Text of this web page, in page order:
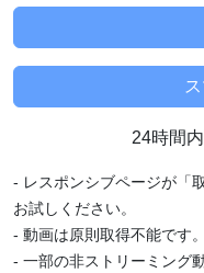
24時間
- レスポンシブページが「
お試しください。
- 動画は原則取得不能です。
- 一部の非ストリーミング